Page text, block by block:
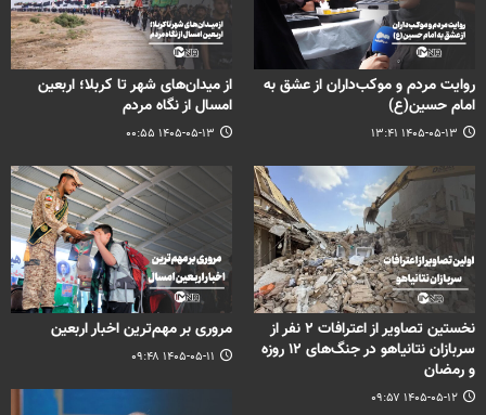
روایت مردم و موکب‌داران از عشق به
امام حسین(ع)
۱۴۰۵-۰۵-۱۳ ۱۳:۴۱
از میدان‌های شهر تا کربلا؛ اربعین
امسال از نگاه مردم
۱۴۰۵-۰۵-۱۳ ۰۰:۵۵
نخستین تصاویر از اعترافات ۲ نفر از
سربازان نتانیاهو در جنگ‌های ۱۲ روزه
و رمضان
۱۴۰۵-۰۵-۱۲ ۰۹:۵۷
مروری بر مهم‌ترین اخبار اربعین
۱۴۰۵-۰۵-۱۱ ۰۹:۴۸